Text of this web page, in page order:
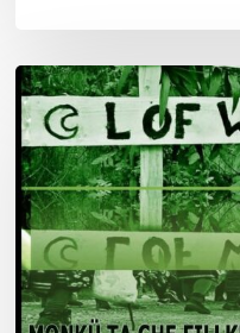
Lof
Winkül
Küsra
convoca
a
apoyar
audiencia